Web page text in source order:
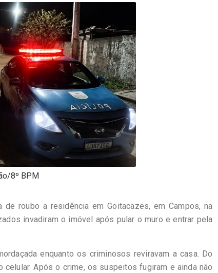
8º BPM
roubo a residência em Goitacazes, em Campos, na
invadiram o imóvel após pular o muro e entrar pela
enquanto os criminosos reviravam a casa. Do
Após o crime, os suspeitos fugiram e ainda não